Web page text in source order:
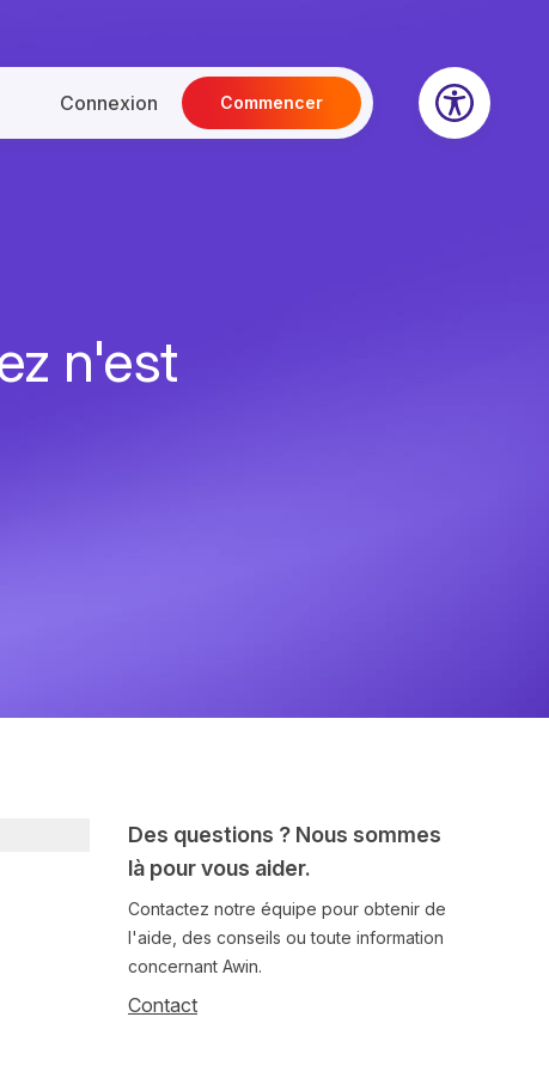
Connexion Commencer
n'est
Des questions ? Nous sommes
là pour vous aider.
Contactez notre équipe pour obtenir de
l'aide, des conseils ou toute information
concernant Awin.
Contact